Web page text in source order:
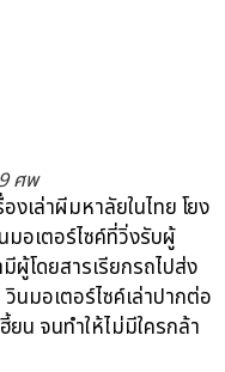
ศพ
งเล่าผีมหาลัยในไทย โยง
มอเตอร์ไซค์ที่วิ่งรับผู้
ผู้โดยสารเรียกรถไปส่ง
นมอเตอร์ไซค์เล่าปากต่อ
น จนทำให้ไม่มีใครกล้า